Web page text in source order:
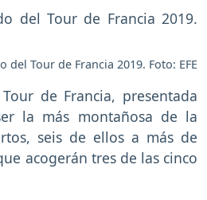
del Tour de Francia 2019. Foto: EFE
de Francia, presentada
la más montañosa de la
seis de ellos a más de
acogerán tres de las cinco